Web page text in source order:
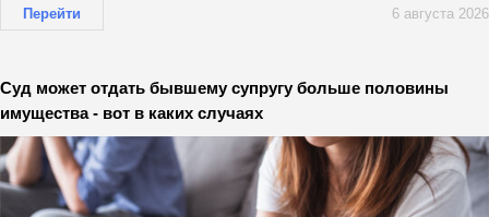
Перейти 6 августа 2026
Суд может отдать бывшему супругу больше половины
имущества - вот в каких случаях